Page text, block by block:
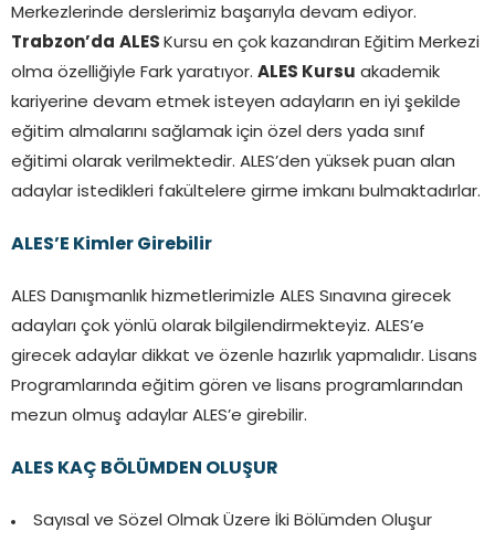
Merkezlerinde derslerimiz başarıyla devam ediyor.
Trabzon’da ALES Kursu en çok kazandıran Eğitim Merkezi
olma özelliğiyle Fark yaratıyor. ALES Kursu akademik
kariyerine devam etmek isteyen adayların en iyi şekilde
eğitim almalarını sağlamak için özel ders yada sınıf
eğitimi olarak verilmektedir. ALES’den yüksek puan alan
adaylar istedikleri fakültelere girme imkanı bulmaktadırlar.
ALES’E Kimler Girebilir
ALES Danışmanlık hizmetlerimizle ALES Sınavına girecek
adayları çok yönlü olarak bilgilendirmekteyiz. ALES’e
girecek adaylar dikkat ve özenle hazırlık yapmalıdır. Lisans
Programlarında eğitim gören ve lisans programlarından
mezun olmuş adaylar ALES’e girebilir.
ALES KAÇ BÖLÜMDEN OLUŞUR
Sayısal ve Sözel Olmak Üzere İki Bölümden Oluşur